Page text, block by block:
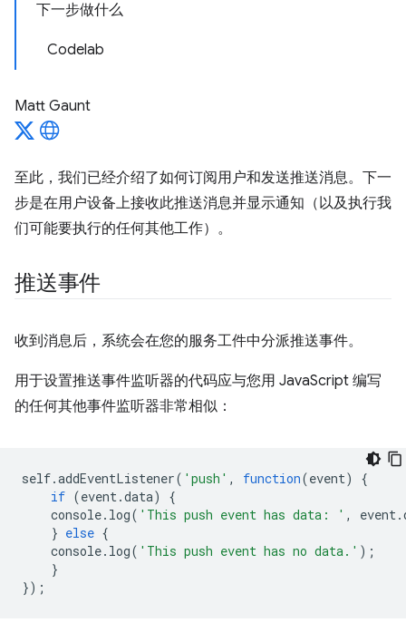
下一步做什么
Codelab
Matt Gaunt
至此，我们已经介绍了如何订阅用户和发送推送消息。下一
步是在用户设备上接收此推送消息并显示通知（以及执行我
们可能要执行的任何其他工作）。
推送事件
收到消息后，系统会在您的服务工件中分派推送事件。
用于设置推送事件监听器的代码应与您用 JavaScript 编写
的任何其他事件监听器非常相似：
self.addEventListener( 'push' , function(event)
{
if (event.data)
{
console. log( 'This push event has data: ' , event.
} else {
console. log( 'This push event has no data.' );
}
});